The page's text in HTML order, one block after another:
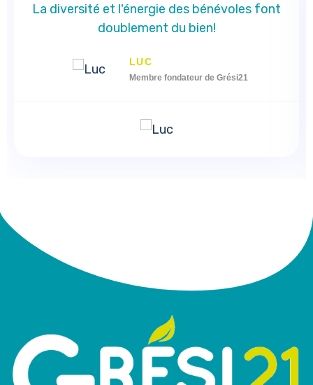
La diversité et l'énergie des bénévoles font
doublement du bien!
LUC
Membre fondateur de Grési21